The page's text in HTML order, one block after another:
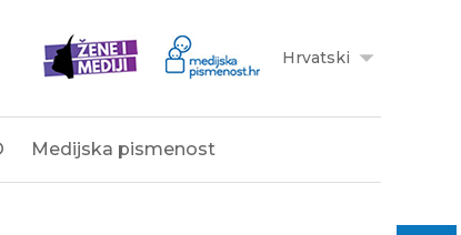
Hrvatski
Medijska pismenost